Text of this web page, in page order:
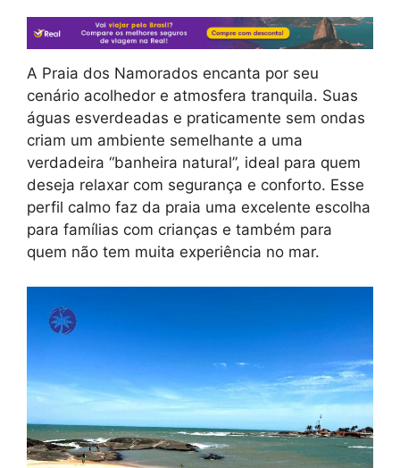
A Praia dos Namorados encanta por seu
cenário acolhedor e atmosfera tranquila. Suas
águas esverdeadas e praticamente sem ondas
criam um ambiente semelhante a uma
verdadeira “banheira natural”, ideal para quem
deseja relaxar com segurança e conforto. Esse
perfil calmo faz da praia uma excelente escolha
para famílias com crianças e também para
quem não tem muita experiência no mar.